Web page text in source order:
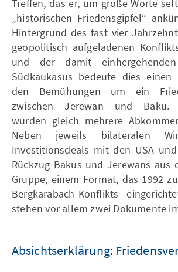
Treffen, das er, um große Worte
„historischen Friedensgipfel“
Hintergrund des fast vier
geopolitisch aufgeladenen
und der damit
Südkaukasus bedeute dies einen
den Bemühungen um ein
zwischen Jerewan und Baku.
wurden gleich mehrere
Neben jeweils bilateralen
Investitionsdeals mit den USA
Rückzug Bakus und Jerewans aus
Gruppe, einem Format, das 1992
Bergkarabach-Konflikts
stehen vor allem zwei Dokumente
Absichtserklärung: